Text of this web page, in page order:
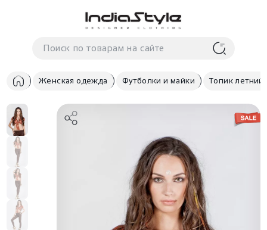
Корзина
В корзиненеттоваров
Корзина покупок пуста..
Женская одежда Футболки и майки Топик летний